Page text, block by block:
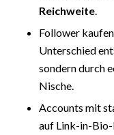
Reichweite.
Follower
Unterschied
sondern durch
Nische.
Accounts mit
auf Link-in-Bio-